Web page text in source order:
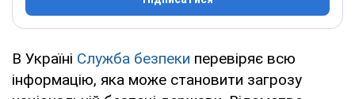
В Україні Служба безпеки перевіряє всю
інформацію, яка може становити загрозу